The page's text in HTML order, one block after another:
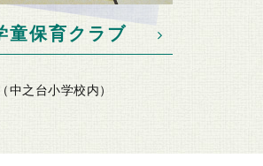
童保育クラブ
中之台小学校内）